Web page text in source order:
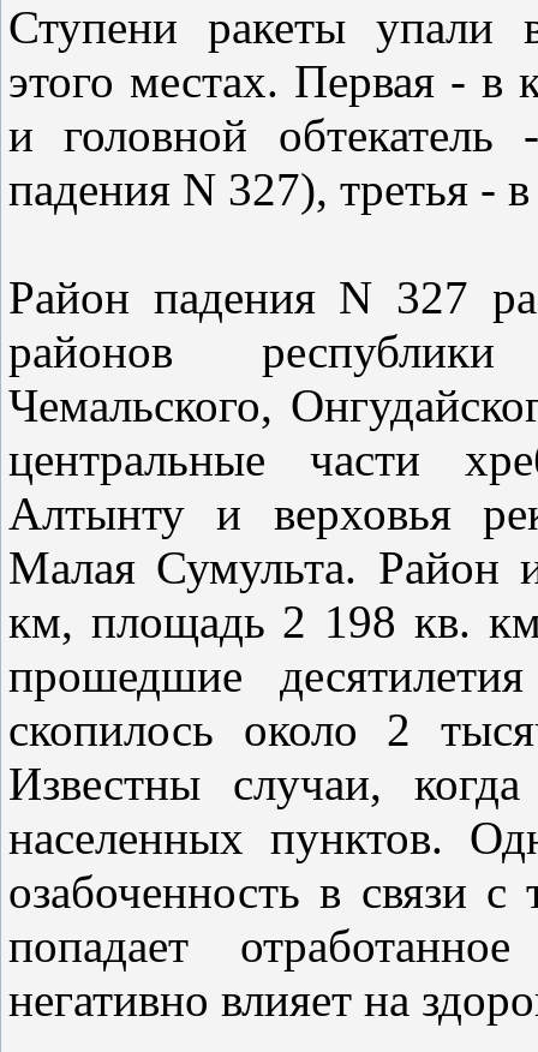
Ступени ракеты упали
этого местах. Первая - в
и головной
падения N 327), третья -
Район падения N 327
районов республики
Чемальского,
центральные части
Алтынту и верховья
Малая Сумульта. Район
км, площадь 2 198 кв.
прошедшие
скопилось около 2
Известны случаи,
населенных пунктов.
озабоченность в связи
попадает
негативно влияет на